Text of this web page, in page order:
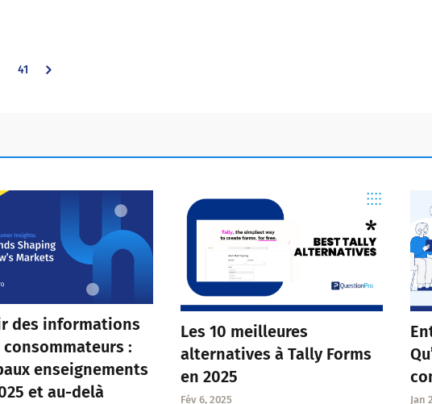
Go
41
des informations
:
enseignements
et au-delà
Les 10 meilleures
alternatives à Tally Forms
en 2025
Fév 6, 2025 Jan